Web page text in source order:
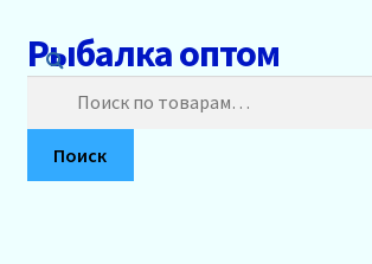
Перейти
к
навигации
Перейти
к
содержимому
Рыбалка оптом
Поиск